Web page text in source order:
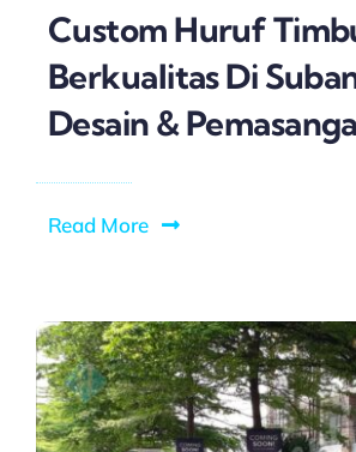
Custom Huruf
Berkualitas Di
Desain &
Read More